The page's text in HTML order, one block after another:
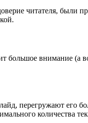
читателя, были
большое внимание (а
перегружают его
количества